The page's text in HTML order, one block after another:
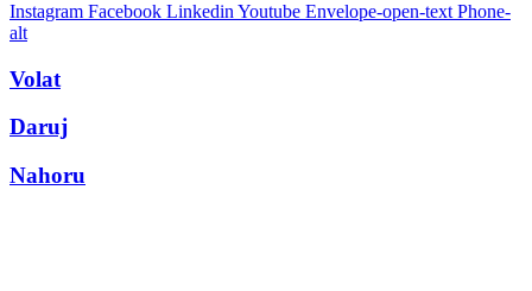
Instagram Facebook Linkedin Youtube Envelope-open-text Phone-
alt
Volat
Daruj
Nahoru